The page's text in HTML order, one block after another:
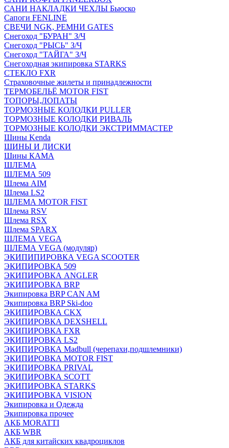
САНИ НАКЛАДКИ ЧЕХЛЫ Бьюско
Сапоги FENLINE
СВЕЧИ NGK, РЕМНИ GATES
Снегоход "БУРАН" З/Ч
Снегоход "РЫСЬ" З/Ч
Снегоход "ТАЙГА" З/Ч
Снегоходная экипировка STARKS
СТЕКЛО FXR
Страховочные жилеты и принадлежности
ТЕРМОБЕЛЬЁ MOTOR FIST
ТОПОРЫ,ЛОПАТЫ
ТОРМОЗНЫЕ КОЛОДКИ PULLER
ТОРМОЗНЫЕ КОЛОДКИ РИВАЛЬ
ТОРМОЗНЫЕ КОЛОДКИ ЭКСТРИММАСТЕР
Шины Kenda
ШИНЫ И ДИСКИ
Шины КАМА
ШЛЕМА
ШЛЕМА 509
Шлема AIM
Шлема LS2
ШЛЕМА MOTOR FIST
Шлема RSV
Шлема RSX
Шлема SPARX
ШЛЕМА VEGA
ШЛЕМА VEGA (модуляр)
ЭКИПИПИРОВКА VEGA SCOOTER
ЭКИПИРОВКА 509
ЭКИПИРОВКА ANGLER
ЭКИПИРОВКА BRP
Экипировка BRP CAN AM
Экипировка BRP Ski-doo
ЭКИПИРОВКА CKX
ЭКИПИРОВКА DEXSHELL
ЭКИПИРОВКА FXR
ЭКИПИРОВКА LS2
ЭКИПИРОВКА Madbull (черепахи,подшлемники)
ЭКИПИРОВКА MOTOR FIST
ЭКИПИРОВКА PRIVAL
ЭКИПИРОВКА SCOTT
ЭКИПИРОВКА STARKS
ЭКИПИРОВКА VISION
Экипировка и Одежда
Экипировка прочее
АКБ MORATTI
АКБ WBR
АКБ для китайских квадроциклов